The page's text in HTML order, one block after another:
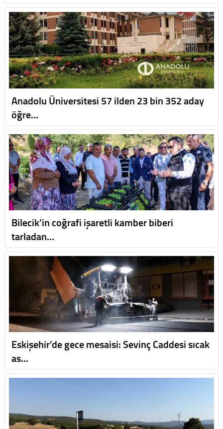
Anadolu Üniversitesi 57 ilden 23 bin 352 aday
öğre…
Bilecik’in coğrafi işaretli kamber biberi
tarladan…
Eskişehir’de gece mesaisi: Sevinç Caddesi sıcak
as…